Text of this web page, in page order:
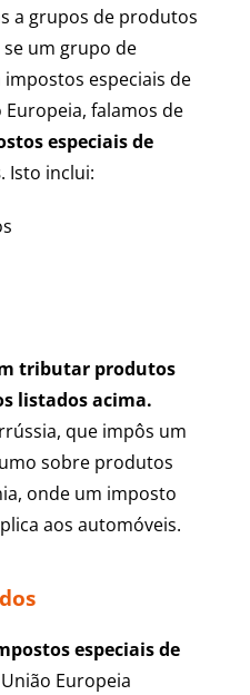
a grupos de produtos
um grupo de
especiais de
falamos de
especiais de
. Isto inclui:
tributar produtos
listados acima.
que impôs um
sobre produtos
onde um imposto
aos automóveis.
especiais de
Europeia